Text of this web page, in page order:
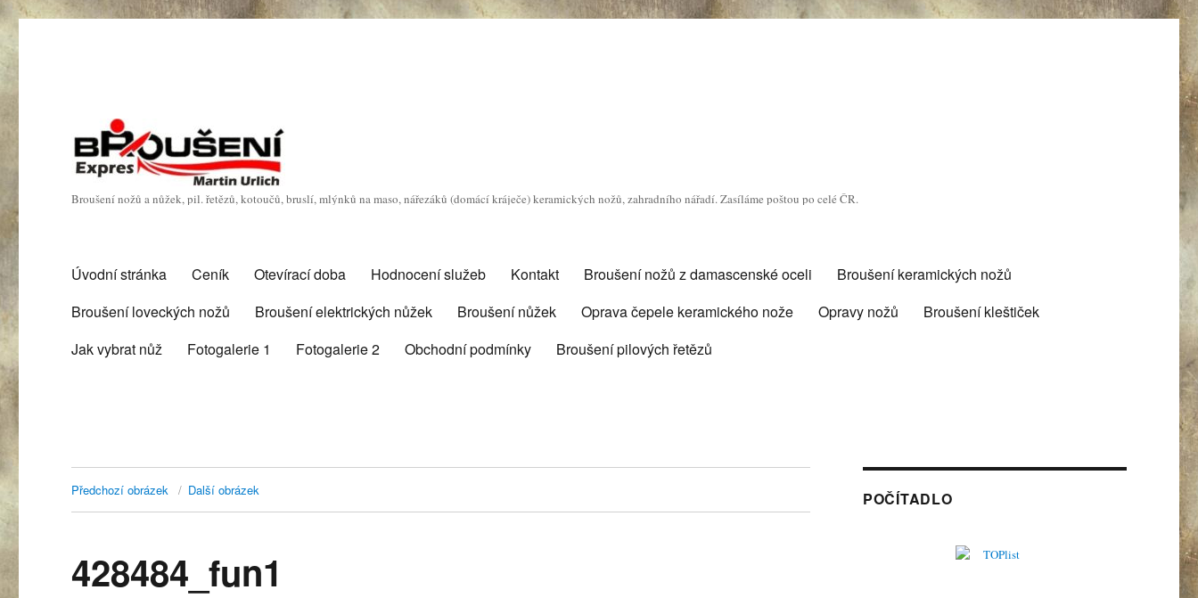
Broušení nožů a nůžek, pil. řetězů, kotoučů, bruslí, mlýnků na maso, nářezáků (domácí kráječe) keramických nožů, zahradního nářadí. Zasíláme poštou po celé ČR.
Úvodní stránka Ceník Otevírací doba Hodnocení služeb Kontakt Broušení nožů z damascenské oceli
Broušení keramických nožů
Broušení loveckých nožů
Broušení elektrických nůžek Broušení nůžek Oprava čepele keramického nože Opravy nožů
Broušení kleštiček
Jak vybrat nůž
Fotogalerie 1 Fotogalerie 2 Obchodní podmínky Broušení pilových řetězů
Předchozí obrázek Další obrázek
428484_fun1
POČÍTADLO